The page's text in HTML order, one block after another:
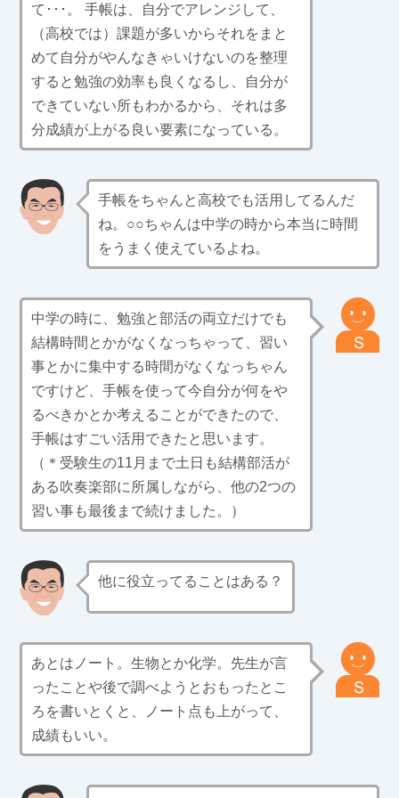
て･･･。 手帳は、自分でアレンジして、
（高校では）課題が多いからそれをまと
めて自分がやんなきゃいけないのを整理
すると勉強の効率も良くなるし、自分が
できていない所もわかるから、それは多
分成績が上がる良い要素になっている。
手帳をちゃんと高校でも活用してるんだ
ね。○○ちゃんは中学の時から本当に時間
をうまく使えているよね。
中学の時に、勉強と部活の両立だけでも
結構時間とかがなくなっちゃって、習い
事とかに集中する時間がなくなっちゃん
ですけど、手帳を使って今自分が何をや
るべきかとか考えることができたので、
手帳はすごい活用できたと思います。
（＊受験生の11月まで土日も結構部活が
ある吹奏楽部に所属しながら、他の2つの
習い事も最後まで続けました。）
他に役立ってることはある？
あとはノート。生物とか化学。先生が言
ったことや後で調べようとおもったとこ
ろを書いとくと、ノート点も上がって、
成績もいい。